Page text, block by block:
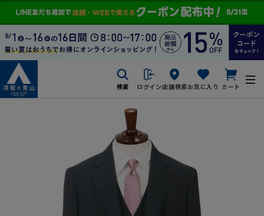
検索 ログイン店舗検索お気に入り カート